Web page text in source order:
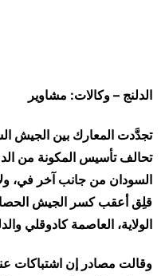
الدلنج – وكالات: مشاوير
تجدَّدت المعارك بين الجيش
تحالف تأسيس المكونة من
السودان من جانب آخر في،
قلِق أعقب كسر الجيش
الولاية، العاصمة كادوقلي
وقالت مصادر إن اشتباكات